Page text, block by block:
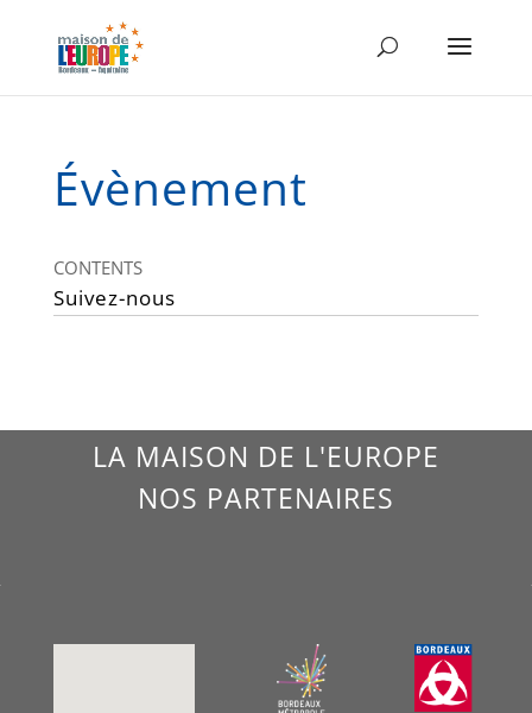
Évènement
CONTENTS
Suivez-nous
LA MAISON DE L'EUROPE
NOS PARTENAIRES